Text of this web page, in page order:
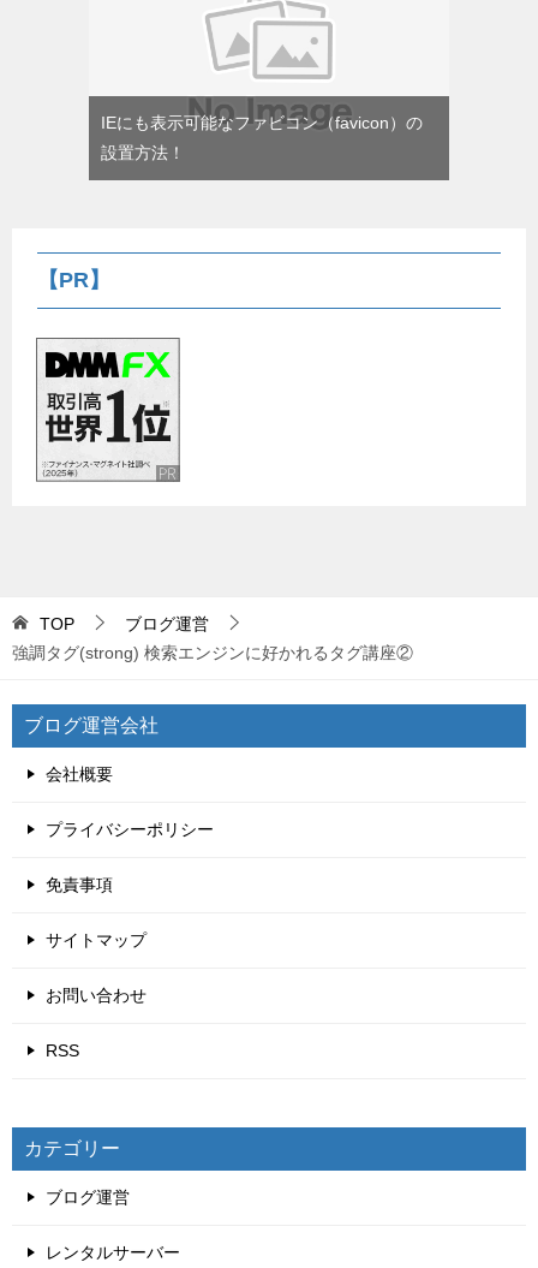
IEにも表示可能なファビコン（favicon）の
設置方法！
【PR】
TOP
ブログ運営
強調タグ(strong) 検索エンジンに好かれるタグ講座②
ブログ運営会社
会社概要
プライバシーポリシー
免責事項
サイトマップ
お問い合わせ
RSS
カテゴリー
ブログ運営
レンタルサーバー